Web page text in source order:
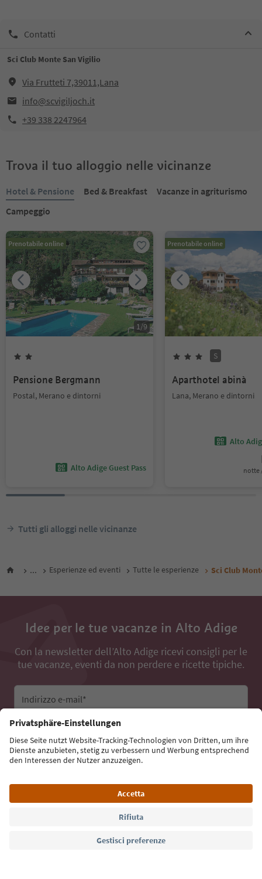
Contatti
Sci Club Monte San Vigilio
Via Frutteti 7,39011,Lana
info@scvigiljoch.it
+39 338 2247964
Trova il tuo alloggio nelle vicinanze
Hotel & Pensione Bed & Breakfast
Vacanze in agriturismo
Campeggio
Prenotabile online
1/9
Pensione Bergmann
Postal, Merano e dintorni
Alto Adige Guest Pass
Prenotabile online
S
Aparthotel abinà
Lana, Merano e dintorni
Alto
notte
Tutti gli alloggi nelle vicinanze
... Esperienze ed eventi Tutte le esperienze Sci Club
Idee per le tue vacanze in Alto Adige
Con la newsletter dell’Alto Adige ricevi consigli per le
tue vacanze, eventi da non perdere e ricette tipiche.
Indirizzo e-mail*
Iscriviti alla newsletter